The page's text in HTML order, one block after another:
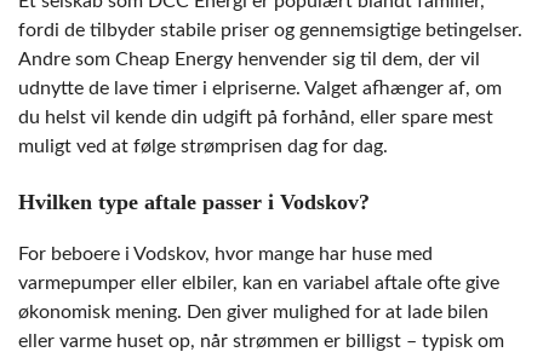
fordi de tilbyder stabile priser og gennemsigtige betingelser.
Andre som Cheap Energy henvender sig til dem, der vil
udnytte de lave timer i elpriserne. Valget afhænger af, om
du helst vil kende din udgift på forhånd, eller spare mest
muligt ved at følge strømprisen dag for dag.
Hvilken type aftale passer i Vodskov?
For beboere i Vodskov, hvor mange har huse med
varmepumper eller elbiler, kan en variabel aftale ofte give
økonomisk mening. Den giver mulighed for at lade bilen
eller varme huset op, når strømmen er billigst – typisk om